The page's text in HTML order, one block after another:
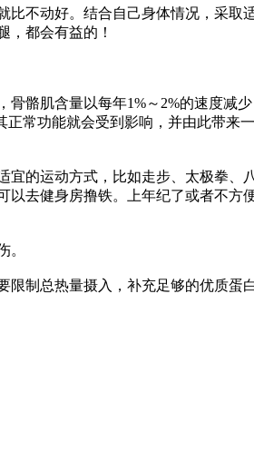
不动好。结合自己身体情况，采
，都会有益的！
骼肌含量以每年1%～2%的速度减
常功能就会受到影响，并由此带
的运动方式，比如走步、太极拳
去健身房撸铁。上年纪了或者不
。
制总热量摄入，补充足够的优质蛋